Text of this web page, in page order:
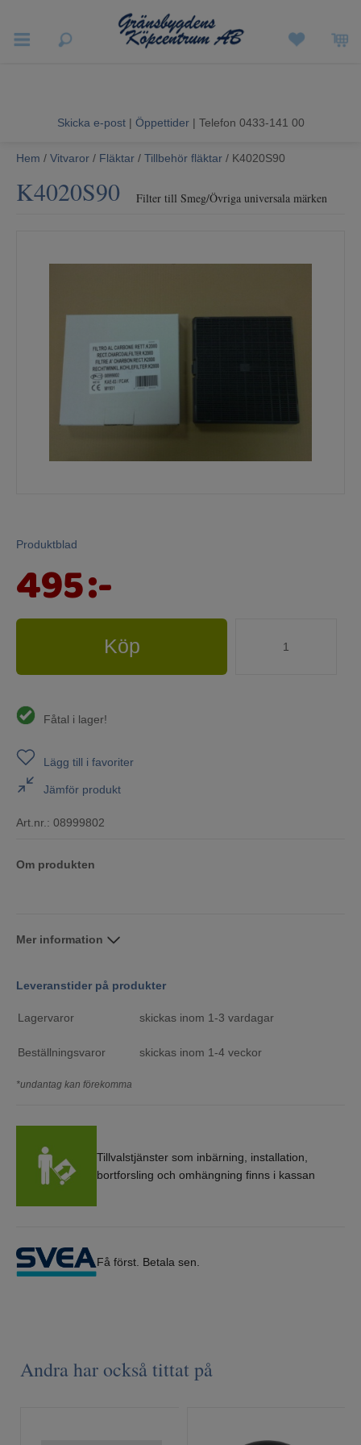
Sommarrea
Vitvaror
Hushållsapparater
Luftvård och Värme
Skicka e-post | Öppettider| Telefon 0433-141 00
Hem / Vitvaror / Fläktar / Tillbehör fläktar / K4020S90
K4020S90 Filter till Smeg/Övriga universala märken
Produktblad
495:-
Köp
Fåtal i lager!
Lägg till i favoriter
Jämför produkt
Art.nr.: 08999802
Om produkten
Mer information
Leveranstider på produkter
Lagervaror skickas inom 1-3 vardagar
Beställningsvaror skickas inom 1-4 veckor
*undantag kan förekomma
Tillvalstjänster som inbärning, installation,
bortforsling och omhängning finns i kassan
Få först. Betala sen.
Andra har också tittat på